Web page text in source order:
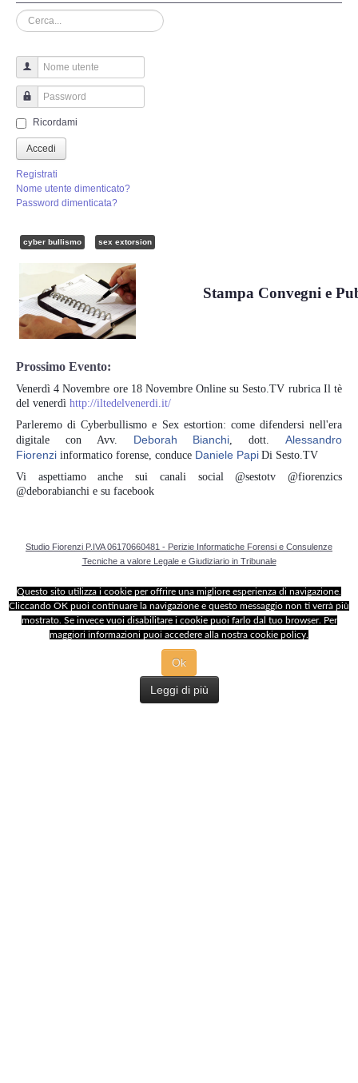
Perizia Truffa Banca e Online
Perizia software spia
Perizia Chat WhatsApp,Telegram
Perizia DVR
Perizia IoT e IIoT
Perizia Ransomware Malware
Perizia Incidente Stradale
Perizia Data Breach
INDAGINI DIGITALI
Digital Intelligence OSINT
Indagini su computer
Bonifiche Digitali
Forensics Readiness
Incident Response
Cerca...
Nome utente
Password
Ricordami
Accedi
Registrati
Nome utente dimenticato?
Password dimenticata?
cyber bullismo sex extorsion
Stampa Convegni e
Prossimo Evento:
Venerdì 4 Novembre ore 18 Novembre Online su Sesto.TV rubrica Il tè
del venerdì http://iltedelvenerdi.it/
Parleremo di Cyberbullismo e Sex estortion: come difendersi nell'era
digitale con Avv. Deborah Bianchi , dott.Alessandro
Fiorenzi informatico forense, conduce Daniele Papi Di Sesto.TV
Vi aspettiamo anche sui canali social @sestotv @fiorenzics
@deborabianchi e su facebook
Studio Fiorenzi P.IVA 06170660481 - Perizie Informatiche Forensi e Consulenze
Tecniche a valore Legale e Giudiziario in Tribunale
Questo sito utilizza i cookie per offrire una migliore esperienza di navigazione.
Cliccando OK puoi continuare la navigazione e questo messaggio non ti verrà più
mostrato. Se invece vuoi disabilitare i cookie puoi farlo dal tuo browser. Per
maggiori informazioni puoi accedere alla nostra cookie policy.
Ok
Leggi di più